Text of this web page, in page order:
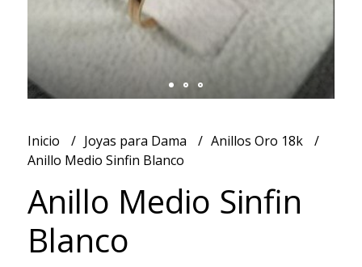
Inicio Joyas para Dama
Anillos Oro 18k
Anillo Medio Sinfin Blanco
Anillo Medio Sinfin
Blanco